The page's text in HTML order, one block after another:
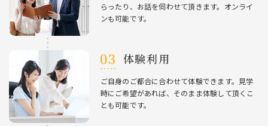
らったり、お話を伺わせて頂きます。オンライ
ンも可能です。
体験利⽤
ご⾃⾝のご都合に合わせて体験できます。⾒学
時にご希望があれば、そのまま体験して頂くこ
とも可能です。